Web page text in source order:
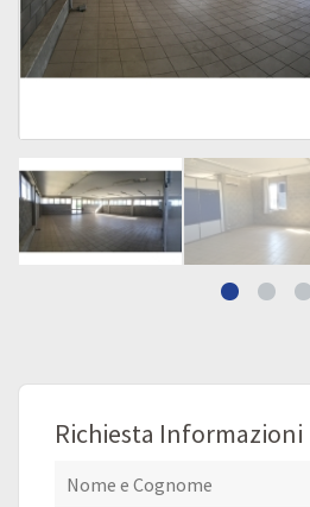
Richiesta Informazioni